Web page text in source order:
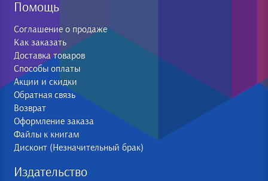
Помощь
Соглашение о продаже
Как заказать
Доставка товаров
Способы оплаты
Акции и скидки
Обратная связь
Возврат
Оформление заказа
Файлы к книгам
Дисконт (Незначительный брак)
Издательство